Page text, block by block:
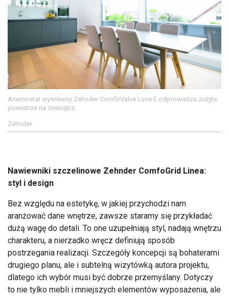
Anemostat wywiewny Zehnder ComfoValve Luna E odprowadza zużyte
powietrze na zewnątrz.
Zehnder
Nawiewniki szczelinowe Zehnder ComfoGrid Linea:
styl i design
Bez względu na estetykę, w jakiej przychodzi nam
aranżować dane wnętrze, zawsze staramy się przykładać
dużą wagę do detali. To one uzupełniają styl, nadają wnętrzu
charakteru, a nierzadko wręcz definiują sposób
postrzegania realizacji. Szczegóły koncepcji są bohaterami
drugiego planu, ale i subtelną wizytówką autora projektu,
dlatego ich wybór musi być dobrze przemyślany. Dotyczy
to nie tylko mebli i mniejszych elementów wyposażenia, ale